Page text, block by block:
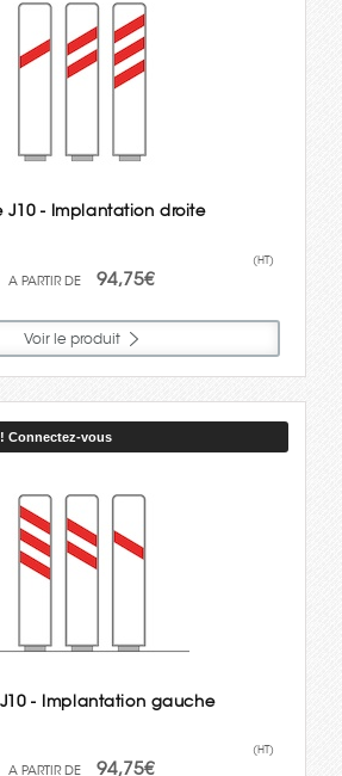
J10 - Implantation droite
94,75€
(HT)
Voir le produit
! Connectez-vous
- Implantation gauche
94,75€
(HT)